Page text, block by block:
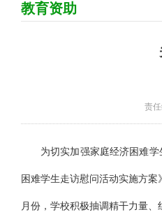
教育资助
责
为切实加强家庭经济困难
困难学生走访慰问活动实施方案
月份，学校积极抽调精干力量